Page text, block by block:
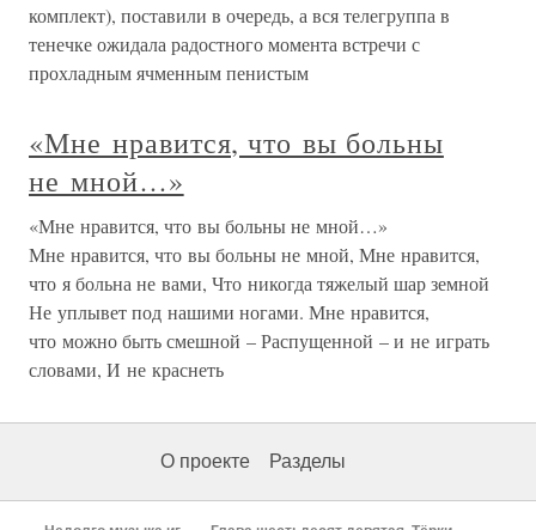
комплект), поставили в очередь, а вся телегруппа в
тенечке ожидала радостного момента встречи с
прохладным ячменным пенистым
«Мне нравится, что вы больны
не мной…»
«Мне нравится, что вы больны не мной…»
Мне нравится, что вы больны не мной, Мне нравится,
что я больна не вами, Что никогда тяжелый шар земной
Не уплывет под нашими ногами. Мне нравится,
что можно быть смешной – Распущенной – и не играть
словами, И не краснеть
О проекте Разделы